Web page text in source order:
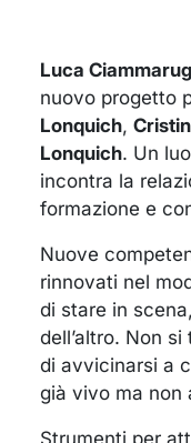
Luca
nuovo progetto
Lonquich,
Lonquich. Un
incontra la
formazione e
Nuove
rinnovati nel
di stare in
dell’altro. Non
di avvicinarsi a
già vivo ma non
Strumenti per